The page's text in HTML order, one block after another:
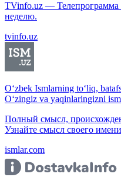
TVinfo.uz — Телепрограмма
неделю.
tvinfo.uz
O‘zbek Ismlarning to‘liq,
O‘zingiz va yaqinlaringizni
Полный смысл,
Узнайте смысл своего
ismlar.com